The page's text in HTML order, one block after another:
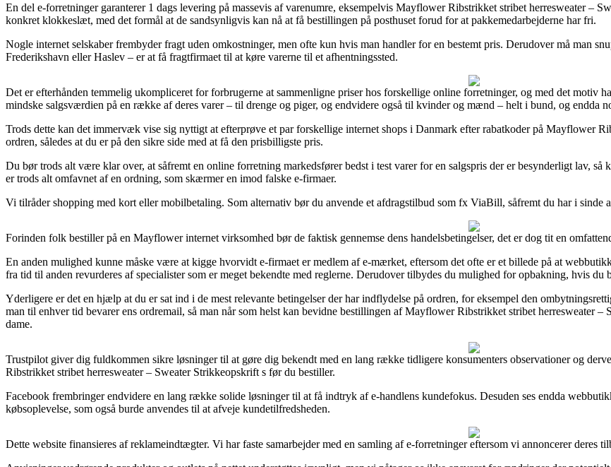
En del e-forretninger garanterer 1 dags levering på massevis af varenumre, eksempelvis Mayflower Ribstrikket stribet herresweater –
konkret klokkeslæt, med det formål at de sandsynligvis kan nå at få bestillingen på posthuset forud for at pakkemedarbejderne har fri.
Nogle internet selskaber frembyder fragt uden omkostninger, men ofte kun hvis man handler for en bestemt pris. Derudover må man
Frederikshavn eller Haslev – er at få fragtfirmaet til at køre varerne til et afhentningssted.
Det er efterhånden temmelig ukompliceret for forbrugerne at sammenligne priser hos forskellige online forretninger, og med det
mindske salgsværdien på en række af deres varer – til drenge og piger, og endvidere også til kvinder og mænd – helt i bund, og endda
Trods dette kan det immervæk vise sig nyttigt at efterprøve et par forskellige internet shops i Danmark efter rabatkoder på Mayflower
ordren, således at du er på den sikre side med at få den prisbilligste pris.
Du bør trods alt være klar over, at såfremt en online forretning markedsfører bedst i test varer for en salgspris der er besynderligt lav,
er trods alt omfavnet af en ordning, som skærmer en imod falske e-firmaer.
Vi tilråder shopping med kort eller mobilbetaling. Som alternativ bør du anvende et afdragstilbud som fx ViaBill, såfremt du har i sinde
Forinden folk bestiller på en Mayflower internet virksomhed bør de faktisk gennemse dens handelsbetingelser, det er dog tit en
En anden mulighed kunne måske være at kigge hvorvidt e-firmaet er medlem af e-mærket, eftersom det ofte er et billede på at
fra tid til anden revurderes af specialister som er meget bekendte med reglerne. Derudover tilbydes du mulighed for opbakning, hvis
Yderligere er det en hjælp at du er sat ind i de mest relevante betingelser der har indflydelse på ordren, for eksempel den
man til enhver tid bevarer ens ordremail, så man når som helst kan bevidne bestillingen af Mayflower Ribstrikket stribet herresweater
dame.
Trustpilot giver dig fuldkommen sikre løsninger til at gøre dig bekendt med en lang række tidligere konsumenters observationer og
Ribstrikket stribet herresweater – Sweater Strikkeopskrift s før du bestiller.
Facebook frembringer endvidere en lang række solide løsninger til at få indtryk af e-handlens kundefokus. Desuden ses endda
købsoplevelse, som også burde anvendes til at afveje kundetilfredsheden.
Dette website finansieres af reklameindtægter. Vi har faste samarbejder med en samling af e-forretninger eftersom vi annoncerer deres